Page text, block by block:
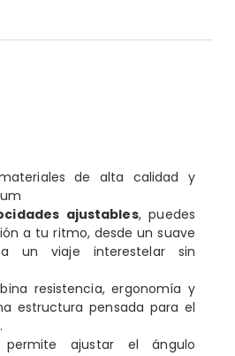
de alta calidad y
ajustables, puedes
a tu ritmo, desde un suave
un viaje interestelar sin
resistencia, ergonomía y
estructura pensada para el
ajustar el ángulo